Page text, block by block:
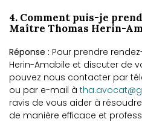
4. Comment puis-je
Maître Thomas Herin-
Réponse : Pour prendre
Herin-Amabile et discuter de
pouvez nous contacter par
ou par e-mail à
ravis de vous aider à
de manière efficace et